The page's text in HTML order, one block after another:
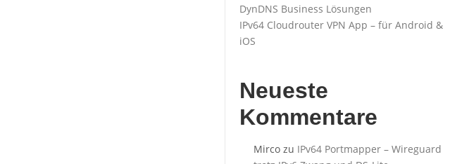
DynDNS Business Lösungen
IPv64 Cloudrouter VPN App – für Android &
iOS
Neueste
Kommentare
Mircozu IPv64 Portmapper – Wireguard